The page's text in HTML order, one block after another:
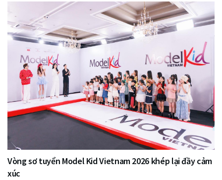
Vòng sơ tuyển Model Kid Vietnam 2026 khép lại đầy cảm
xúc